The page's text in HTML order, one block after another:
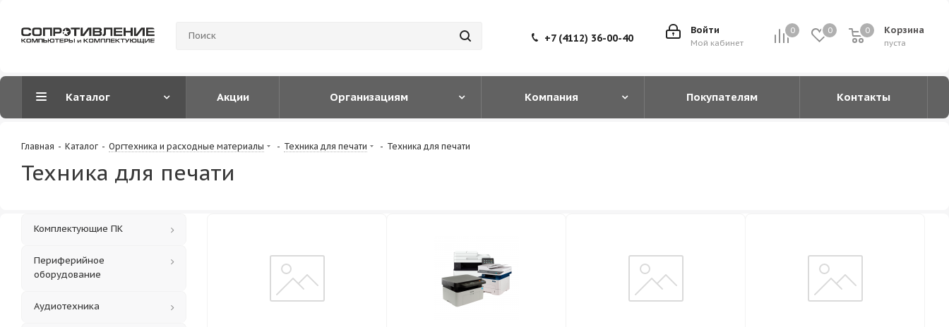
0 0 Корзина
0
пуста
0
Войти
Мой кабинет
+7 (4112) 36-00-40
Каталог Акции Организациям Компания Покупателям Контакты
Главная - Каталог - Оргтехника и расходные материалы - Техника для печати - Техника для печати
Техника для печати
Комплектующие ПК
Периферийное
оборудование
Аудиотехника